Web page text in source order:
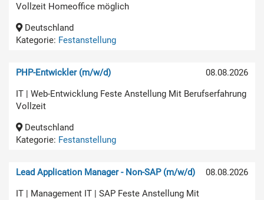
Vollzeit Homeoffice möglich
Deutschland
Kategorie: Festanstellung
08.08.2026
PHP-Entwickler (m/w/d)
IT | Web-Entwicklung Feste Anstellung Mit Berufserfahrung
Vollzeit
Deutschland
Kategorie: Festanstellung
08.08.2026
Lead Application Manager - Non-SAP (m/w/d)
IT | Management IT | SAP Feste Anstellung Mit